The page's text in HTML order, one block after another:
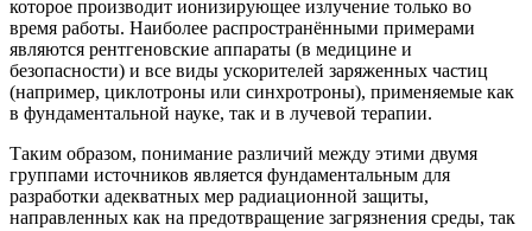
которое производит ионизирующее излучение только во
время работы. Наиболее распространёнными примерами
являются рентгеновские аппараты (в медицине и
безопасности) и все виды ускорителей заряженных частиц
(например, циклотроны или синхротроны), применяемые как
в фундаментальной науке, так и в лучевой терапии.
Таким образом, понимание различий между этими двумя
группами источников является фундаментальным для
разработки адекватных мер радиационной защиты,
направленных как на предотвращение загрязнения среды, так